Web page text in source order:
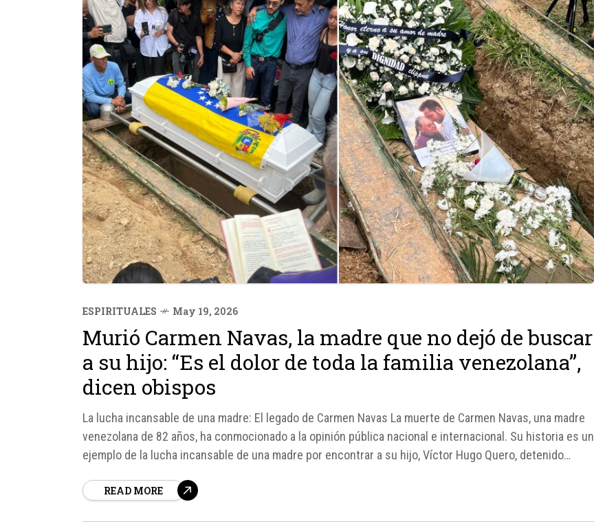
ESPIRITUALES May 19, 2026
Murió Carmen Navas, la madre que no dejó de buscar
a su hijo: “Es el dolor de toda la familia venezolana”,
dicen obispos
La lucha incansable de una madre: El legado de Carmen Navas La muerte de Carmen Navas, una madre
venezolana de 82 años, ha conmocionado a la opinión pública nacional e internacional. Su historia es un
ejemplo de la lucha incansable de una madre por encontrar a su hijo, Víctor Hugo Quero, detenido
READ MORE